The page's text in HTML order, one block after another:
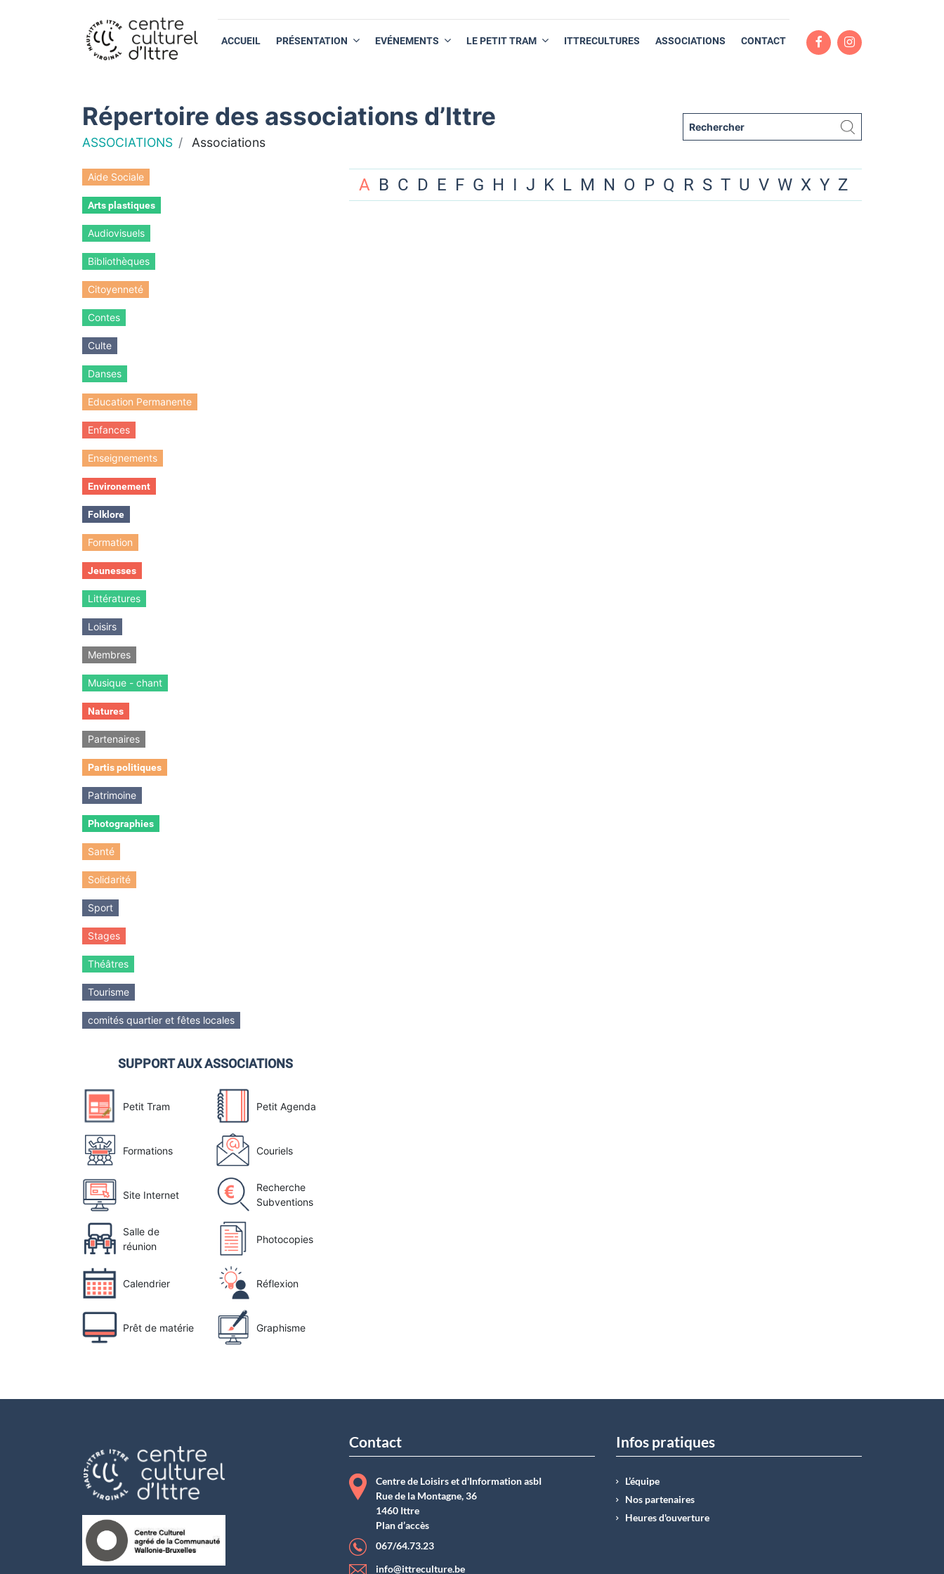
ACCUEIL PRÉSENTATION EVÉNEMENTS LE PETIT TRAM ITTRECULTURES ASSOCIATIONS CONTACT
Répertoire des associations d’Ittre
ASSOCIATIONS Associations
Aide Sociale
Arts plastiques
Audiovisuels
Bibliothèques
Citoyenneté
Contes
Culte
Danses
Education Permanente
Enfances
Enseignements
Environement
Folklore
Formation
Jeunesses
Littératures
Loisirs
Membres
Musique - chant
Natures
Partenaires
Partis politiques
Patrimoine
Photographies
Santé
Solidarité
Sport
Stages
Théâtres
Tourisme
comités quartier et fêtes locales
A B C D E F G H I J K L M N O P Q R S T U V W X Y Z
SUPPORT AUX ASSOCIATIONS
Petit Tram
Formations
Site Internet
Salle de
réunion
Calendrier
Prêt de matérie
Petit Agenda
Couriels
Recherche
Subventions
Photocopies
Réflexion
Graphisme
Contact
Centre de Loisirs et d'Information asbI
Rue de la Montagne, 36
1460 Ittre
Plan d’accès
067/64.73.23
info@ittreculture.be
Infos pratiques
L’équipe
Nos partenaires
Heures d'ouverture